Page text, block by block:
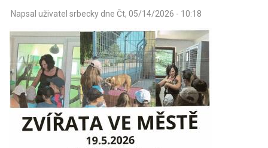
Napsal uživatel srbecky dne Čt, 05/14/2026 - 10:18